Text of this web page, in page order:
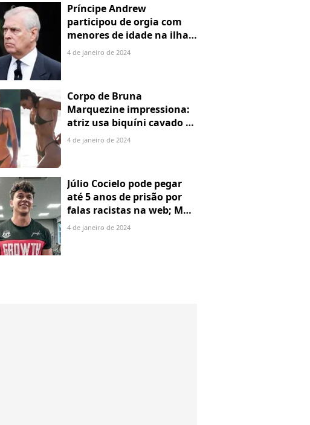
Príncipe Andrew
participou de orgia com
menores de idade na ilha
de Jeffrey Epstein, chefe de
4 de janeiro de 2024
Corpo de Bruna
Marquezine impressiona:
atriz usa biquíni cavado e
body chain ao chegar em
4 de janeiro de 2024
Júlio Cocielo pode pegar
até 5 anos de prisão por
falas racistas na web; MPF
identificou 9 posts com
4 de janeiro de 2024